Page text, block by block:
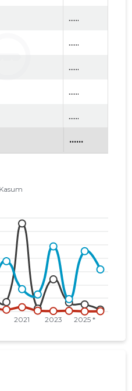
......
......
......
......
......
......